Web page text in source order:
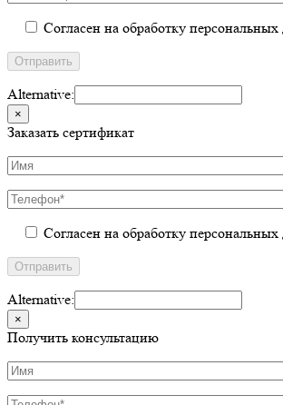
Согласен на обработку
Alternative:
×
Заказать сертификат
Согласен на обработку
Alternative:
×
Получить консультацию